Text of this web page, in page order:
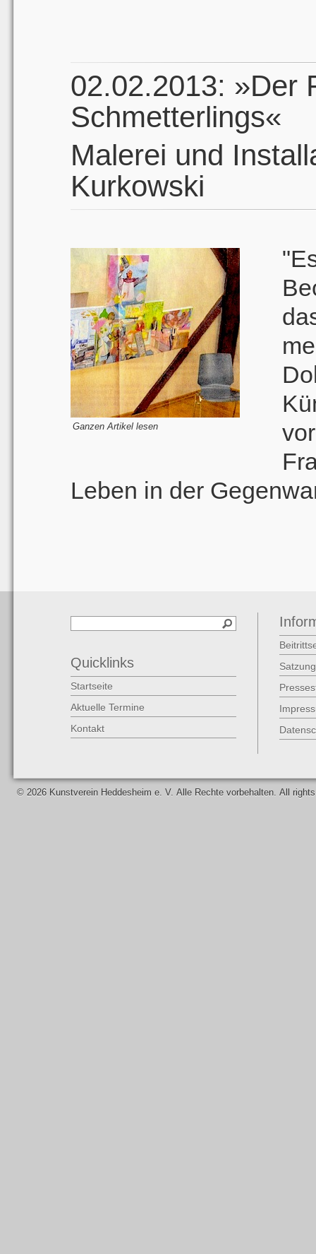
02.02.2013: »Der
Schmetterlings«
Malerei und
Kurkowski
Ganzen Artikel lesen
Leben in der
Quicklinks
Startseite
Aktuelle Termine
Kontakt
Satzung
© 2026 Kunstverein Heddesheim e. V. Alle Rechte vorbehalten. All